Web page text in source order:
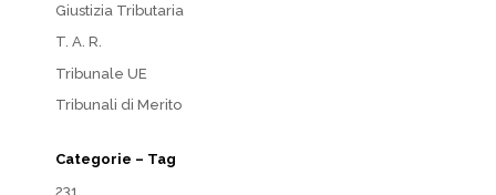
Giustizia Tributaria
T. A. R.
Tribunale UE
Tribunali di Merito
Categorie – Tag
231